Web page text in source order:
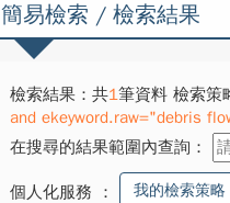
簡易檢索 / 檢索結果
檢索結果：共1筆資料 檢索策
and ekeyword.raw="debris
在搜尋的結果範圍內查詢：
個人化服務 ： 我的檢索策略